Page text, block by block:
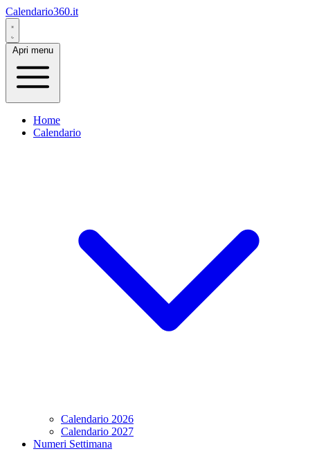
Calendario360.it
Apri menu
Home
Calendario
Calendario 2026
Calendario 2027
Numeri Settimana